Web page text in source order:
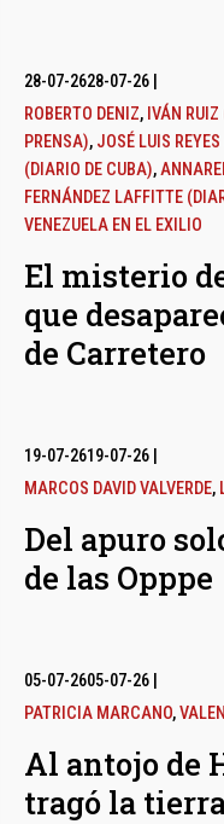
28-07-2628-07-26
ROBERTO DENIZ, IVÁN
PRENSA), JOSÉ LUIS
(DIARIO DE CUBA),
FERNÁNDEZ LAFFITTE
VENEZUELA EN EL EXILIO
El misterio
que
de Carretero
19-07-2619-07-26
MARCOS DAVID VALVERDE,
Del apuro
de las Opppe
05-07-2605-07-26
PATRICIA MARCANO,
Al antojo de
tragó la